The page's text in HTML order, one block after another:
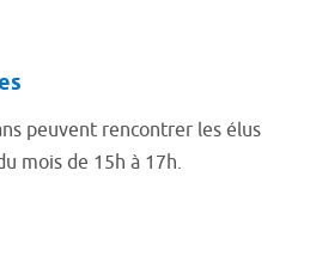
peuvent rencontrer les élus
mois de 15h à 17h.